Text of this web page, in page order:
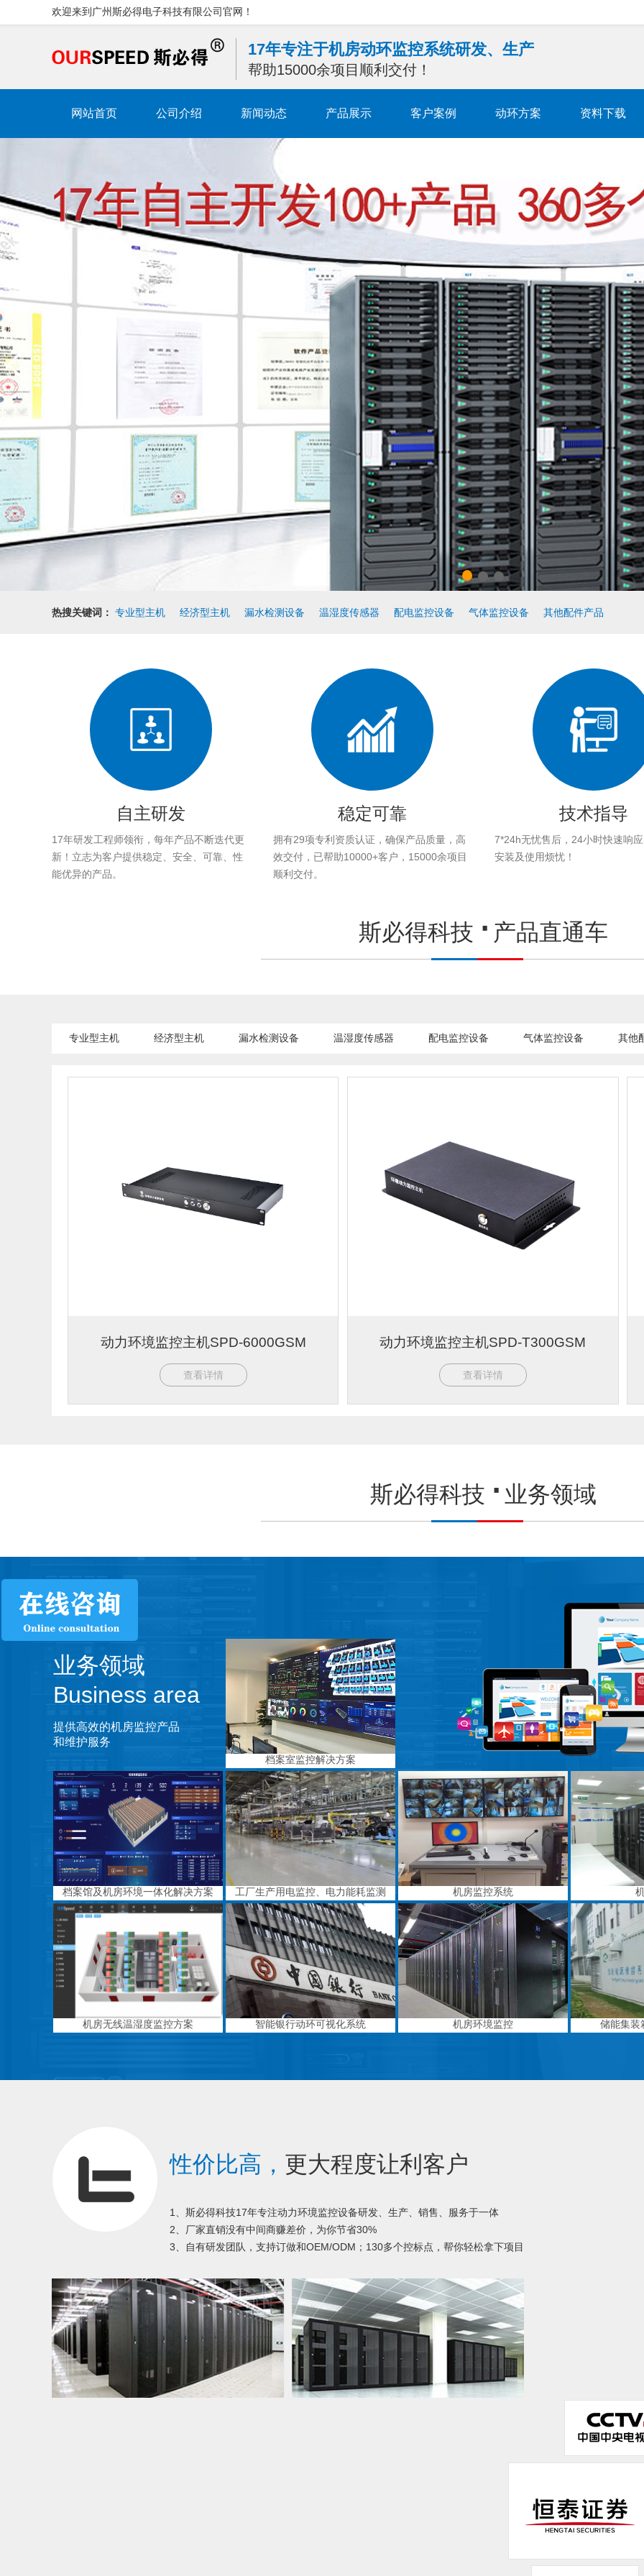
欢迎来到广州斯必得电子科技有限公司官网！
17年专注于机房动环监控系统研发、生产
帮助15000余项目顺利交付！
网站首页 公司介绍 新闻动态 产品展示 客户案例 动环方案 资料下载
热搜关键词： 专业型主机 经济型主机 漏水检测设备 温湿度传感器 配电监控设备 气体监控设备 其他配件产品
自主研发
17年研发工程师领衔，每年产品不断迭代更
新！立志为客户提供稳定、安全、可靠、性
能优异的产品。
稳定可靠
拥有29项专利资质认证，确保产品质量，高
效交付，已帮助10000+客户，15000余项目
顺利交付。
技术指导
7*24h无忧售后，24小时快速响
安装及使用烦忧！
斯必得科技 产品直通车
专业型主机 经济型主机 漏水检测设备 温湿度传感器 配电监控设备 气体监控设备 其他
动力环境监控主机SPD-6000GSM
查看详情
动力环境监控主机SPD-T300GSM
查看详情
斯必得科技 业务领域
业务领域
Business area
提供高效的机房监控产品
和维护服务
档案室监控解决方案
档案馆及机房环境一体化解决方案 工厂生产用电监控、电力能耗监测 机房监控系统
机房无线温湿度监控方案 智能银行动环可视化系统 机房环境监控 储能集装
性价比高， 更大程度让利客户
1、斯必得科技17年专注动力环境监控设备研发、生产、销售、服务于一体
2、厂家直销没有中间商赚差价，为你节省30%
3、自有研发团队，支持订做和OEM/ODM；130多个控标点，帮你轻松拿下项目